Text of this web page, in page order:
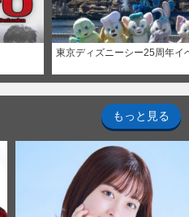
東京ディズニーシー25周年イ
もっと見る